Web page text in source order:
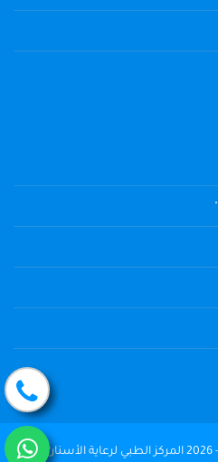
جميع الحقوق محفوظة © 2004 - 2026 المركز الطبي لرعاية الأسنان The